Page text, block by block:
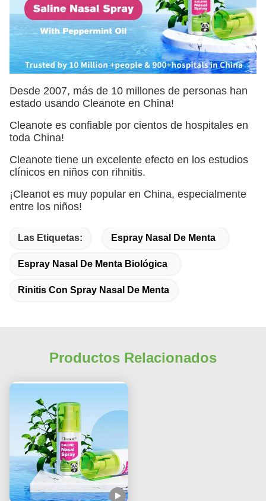
Desde 2007, más de 10 millones de personas han
estado usando Cleanote en China!
Cleanote es confiable por cientos de hospitales en
toda China!
Cleanote tiene un excelente efecto en los estudios
clínicos en niños con rihnitis.
¡Cleanot es muy popular en China, especialmente
entre los niños!
Las Etiquetas: Espray Nasal De Menta
Espray Nasal De Menta Biológica
Rinitis Con Spray Nasal De Menta
Productos Relacionados